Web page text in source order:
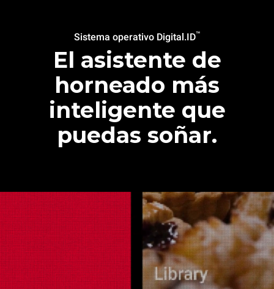
Sistema operativo Digital.ID™
El asistente de
horneado más
inteligente que
puedas soñar.